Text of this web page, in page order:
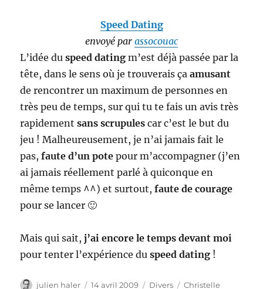
Speed Dating
envoyé par assocouac
L’idée duspeed dating m’est déjà passée par la
tête, dans le sens où je trouverais çaamusant
de rencontrer un maximum de personnes en
très peu de temps, sur qui tu te fais un avis très
rapidementsans scrupules car c’est le but du
jeu ! Malheureusement, je n’ai jamais fait le
pas,faute d’un pote pour m’accompagner (j’en
ai jamais réellement parlé à quiconque en
même temps ^^) et surtout,faute de courage
pour se lancer 🙂
Mais qui sait,j’ai encore le temps devant moi
pour tenter l’expérience duspeed dating !
Auteur
julien haler
Publié
14 avril 2009 Catégories
Divers Étiquettes
Christelle